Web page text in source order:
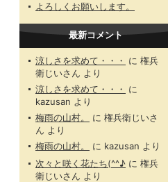
よろしくお願いします。
最新コメント
涼しさを求めて・・・ に 権兵
衛じいさん より
涼しさを求めて・・・
に
kazusan より
梅雨の山村。
に 権兵衛じいさ
ん より
梅雨の山村。
に kazusan より
次々と咲く花たち(^^♪ に 権兵
衛じいさん より